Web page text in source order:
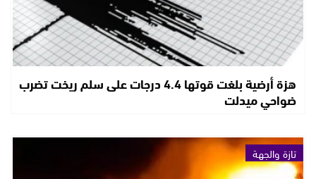
هزة أرضية بلغت قوتها 4.4 درجات على سلم ريخت تضرب
ضواحي ميدلت
تازة والجهة